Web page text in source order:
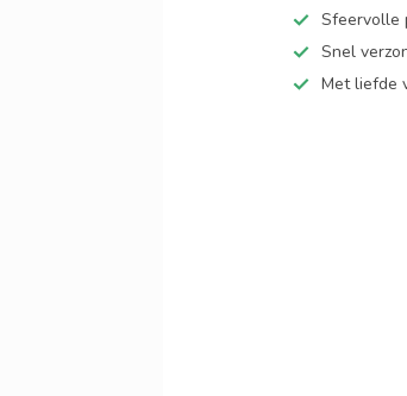
Sfeervolle
Snel
Met liefde